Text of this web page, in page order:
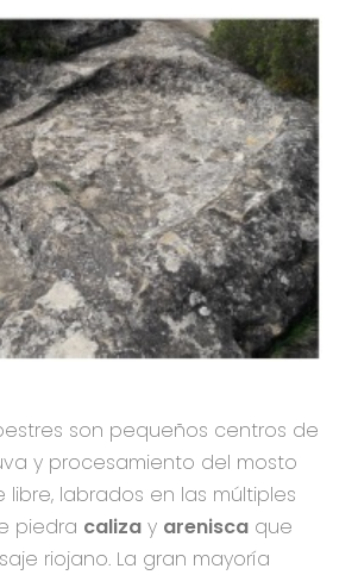
son pequeños centros de
y procesamiento del mosto
libre, labrados en las múltiples
piedra caliza y arenisca que
riojano. La gran mayoría